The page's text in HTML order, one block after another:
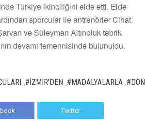
Türkiye ikinciliğini elde etti. Elde
sporcular ile antrenörler Cihat
ve Süleyman Altınoluk tebrik
devamı temennisinde bulunuldu.
#İZMIR'DEN #MADALYALARLA
Twitter